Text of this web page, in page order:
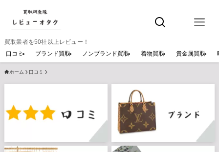
買取業者を50社以上レビュー！
口コミ
ブランド買取 ノンブランド買取 着物買取 貴金属買取
ホーム 口コミ